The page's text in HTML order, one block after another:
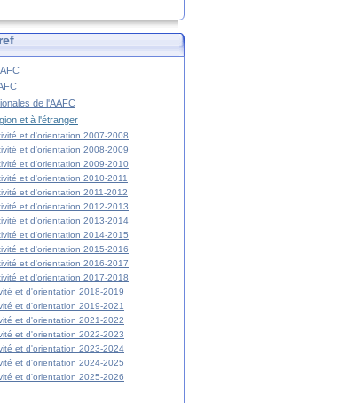
de l'AAFC
et à l'étranger
et d'orientation 2007-2008
et d'orientation 2008-2009
et d'orientation 2009-2010
et d'orientation 2010-2011
et d'orientation 2011-2012
et d'orientation 2012-2013
et d'orientation 2013-2014
et d'orientation 2014-2015
et d'orientation 2015-2016
et d'orientation 2016-2017
et d'orientation 2017-2018
et d'orientation 2018-2019
et d'orientation 2019-2021
et d'orientation 2021-2022
et d'orientation 2022-2023
et d'orientation 2023-2024
et d'orientation 2024-2025
et d'orientation 2025-2026